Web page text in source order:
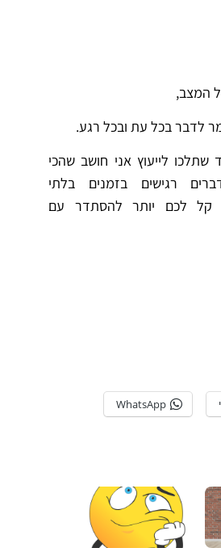
המצב,
לדבר בכל עת ובכל רגע.
לייעוץ אני חושב שהכי
רגישים בזמנים בלתי
קל לכם יותר להסתדר עם
WhatsApp